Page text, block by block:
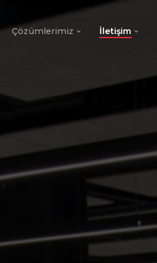
Çözümlerimiz İletişim